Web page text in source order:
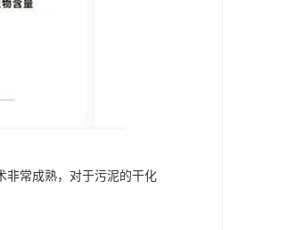
非常成熟，对于污泥的干化